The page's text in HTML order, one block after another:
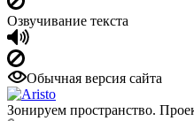
Озвучивание текста
Обычная версия сайта
Зонируем пространство.